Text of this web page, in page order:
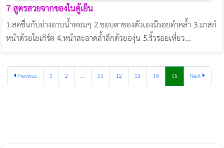
7 สูตรสวยจากของในตู้เย็น
1.สดชื่นกับอ่างอาบน้ำหอมๆ 2.ขอบตาของตัวเองมีรอยดำคล้ำ 3.มาสก์
หน้าด้วยโยเกิร์ต 4.หน้าสะอาดล้ำลึกด้วยองุ่น 5.ริ้วรอยเหี่ยว...
Previous 1 2 ... 11 12 13 14 15 Next